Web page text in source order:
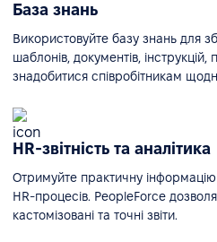
База знань
Використовуйте базу знань для
шаблонів, документів,
знадобитися співробітникам
HR-звітність та аналітика
Отримуйте практичну
HR-процесів. PeopleForce
кастомізовані та точні звіти.